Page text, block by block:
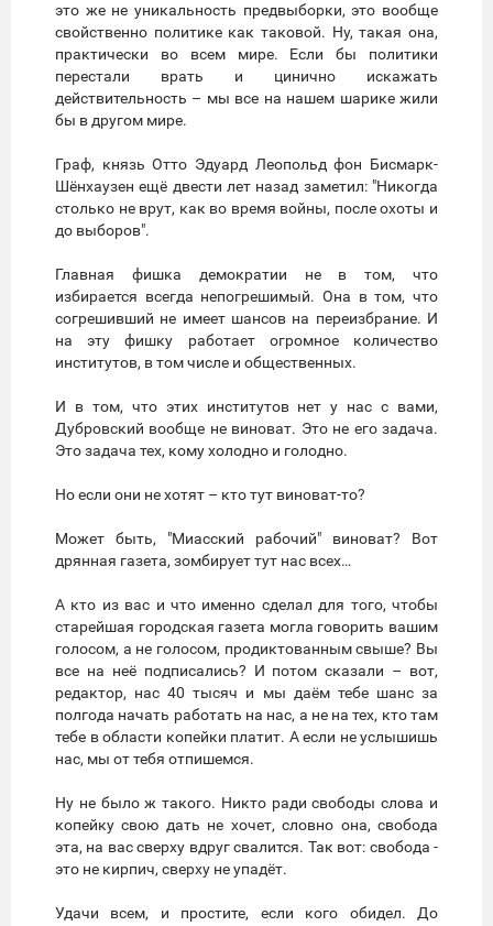
это же не уникальность предвыборки, это вообще
свойственно политике как таковой. Ну, такая она,
практически во всем мире. Если бы политики
перестали врать и цинично искажать
действительность – мы все на нашем шарике жили
бы в другом мире.
Граф, князь Отто Эдуард Леопольд фон Бисмарк-
Шёнхаузен ещё двести лет назад заметил: "Никогда
столько не врут, как во время войны, после охоты и
до выборов".
Главная фишка демократии не в том, что
избирается всегда непогрешимый. Она в том, что
согрешивший не имеет шансов на переизбрание. И
на эту фишку работает огромное количество
институтов, в том числе и общественных.
И в том, что этих институтов нет у нас с вами,
Дубровский вообще не виноват. Это не его задача.
Это задача тех, кому холодно и голодно.
Но если они не хотят – кто тут виноват-то?
Может быть, "Миасский рабочий" виноват? Вот
дрянная газета, зомбирует тут нас всех…
А кто из вас и что именно сделал для того, чтобы
старейшая городская газета могла говорить вашим
голосом, а не голосом, продиктованным свыше? Вы
все на неё подписались? И потом сказали – вот,
редактор, нас 40 тысяч и мы даём тебе шанс за
полгода начать работать на нас, а не на тех, кто там
тебе в области копейки платит. А если не услышишь
нас, мы от тебя отпишемся.
Ну не было ж такого. Никто ради свободы слова и
копейку свою дать не хочет, словно она, свобода
эта, на вас сверху вдруг свалится. Так вот: свобода -
это не кирпич, сверху не упадёт.
Удачи всем, и простите, если кого обидел. До